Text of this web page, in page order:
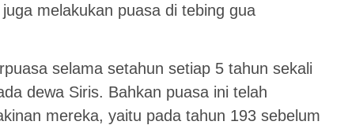
melakukan puasa di tebing gua
selama setahun setiap 5 tahun sekali
dewa Siris. Bahkan puasa ini telah
mereka, yaitu pada tahun 193 sebelum